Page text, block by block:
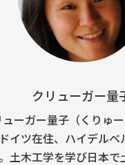
クリューガー量
ューガー量子（くりゅ
イツ在住、ハイデルベ
土木工学を学び日本で